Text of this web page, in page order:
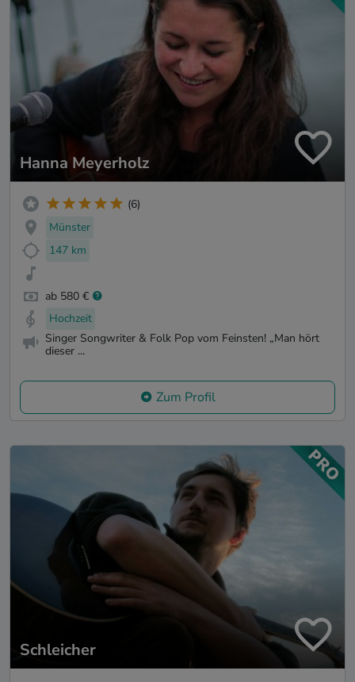
Hanna Meyerholz
(6)
Münster
147 km
ab 580 €
Hochzeit
Singer Songwriter & Folk Pop vom Feinsten! „Man hört
dieser ...
Zum Profil
Schleicher